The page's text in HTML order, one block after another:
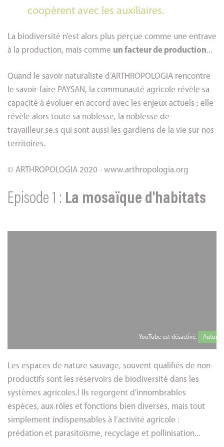
coopèrent avec les auxiliaires.
La biodiversité n’est alors plus perçue comme une entrave
à la production, mais comme un facteur de production...
Quand le savoir naturaliste d’ARTHROPOLOGIA rencontre
le savoir-faire PAYSAN, la communauté agricole révèle sa
capacité à évoluer en accord avec les enjeux actuels ; elle
révèle alors toute sa noblesse, la noblesse de
travailleur.se.s qui sont aussi les gardiens de la vie sur nos
territoires.
© ARTHROPOLOGIA 2020 - www.arthropologia.org
Episode 1 : La mosaïque d'habitats
YouTube est désactivé.
Les espaces de nature sauvage, souvent qualifiés de non-
productifs sont les réservoirs de biodiversité dans les
systèmes agricoles.! Ils regorgent d'innombrables
espèces, aux rôles et fonctions bien diverses, mais tout
simplement indispensables à l’activité agricole :
prédation et parasitoïsme, recyclage et pollinisation...